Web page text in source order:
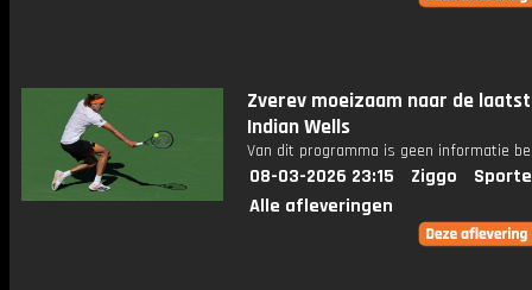
Zverev moeizaam naar de
Indian Wells
Van dit programma is geen informatie
08-03-2026 23:15 Ziggo
Alle afleveringen